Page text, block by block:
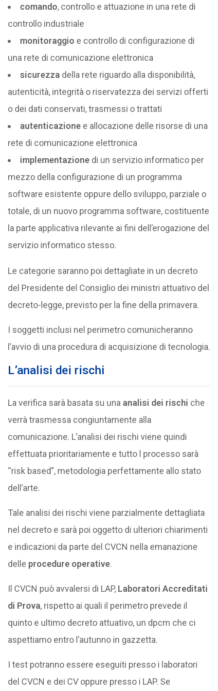
comando, controllo e attuazione in una rete di
controllo industriale
monitoraggio e controllo di configurazione di
una rete di comunicazione elettronica
sicurezza della rete riguardo alla disponibilità,
autenticità, integrità o riservatezza dei servizi offerti
o dei dati conservati, trasmessi o trattati
autenticazionee allocazione delle risorse di una
rete di comunicazione elettronica
implementazionedi un servizio informatico per
mezzo della configurazione di un programma
software esistente oppure dello sviluppo, parziale o
totale, di un nuovo programma software, costituente
la parte applicativa rilevante ai fini dell’erogazione del
servizio informatico stesso.
Le categorie saranno poi dettagliate in un decreto
del Presidente del Consiglio dei ministri attuativo del
decreto-legge, previsto per la fine della primavera.
I soggetti inclusi nel perimetro comunicheranno
l’avvio di una procedura di acquisizione di tecnologia.
L’analisi dei rischi
La verifica sarà basata su una analisi dei rischi che
verrà trasmessa congiuntamente alla
comunicazione. L’analisi dei rischi viene quindi
effettuata prioritariamente e tutto l processo sarà
“risk based”, metodologia perfettamente allo stato
dell’arte.
Tale analisi dei rischi viene parzialmente dettagliata
nel decreto e sarà poi oggetto di ulteriori chiarimenti
e indicazioni da parte del CVCN nella emanazione
delle procedure operative.
Il CVCN può avvalersi di LAP, Laboratori Accreditati
di Prova, rispetto ai quali il perimetro prevede il
quinto e ultimo decreto attuativo, un dpcm che ci
aspettiamo entro l’autunno in gazzetta.
I test potranno essere eseguiti presso i laboratori
del CVCN e dei CV oppure presso i LAP. Se